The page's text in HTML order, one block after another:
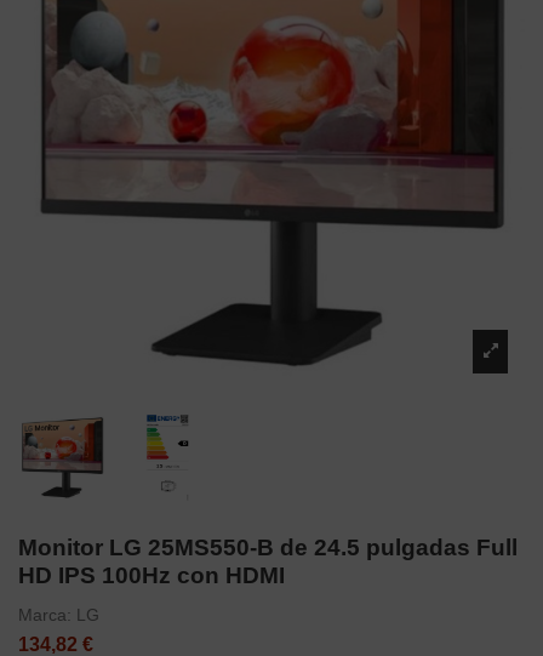
Monitor LG 25MS550-B de 24.5 pulgadas Full
HD IPS 100Hz con HDMI
Marca: LG
134,82 €